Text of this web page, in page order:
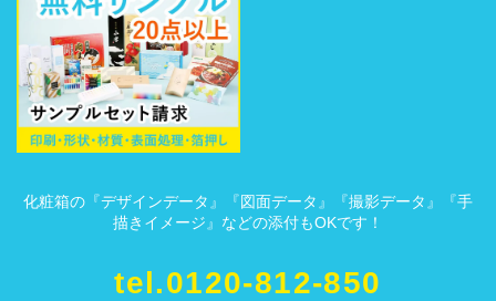
化粧箱の『デザインデータ』『図面データ』『撮影データ』『手
描きイメージ』などの添付もOKです！
tel.0120-812-850